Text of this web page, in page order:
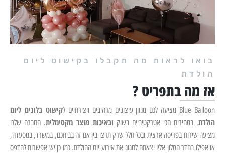
בואו לראות מה תקבלו בקישוט ליום
הולדת
אז מה בתפריט ?
Blue Balloon מציעה לכם מגוון עיצובים מרהיבים ויצירתיים ל
קישוט בלונים ליום
הולדת, במחירים הכי אטרקטיביים בשוק ובאיכות מוצר מקסימלית. החברה שלנו
מציעה שירות בפריסה ארצית ובכל חלל שרק תרצו בין אם זה בביתכם, במשרד, במסעדה,
או אפילו בחדר המלון אליו יצאתם לחגוג את אירוע יום ההולדת. כמו כן יש אפשרות להדפס